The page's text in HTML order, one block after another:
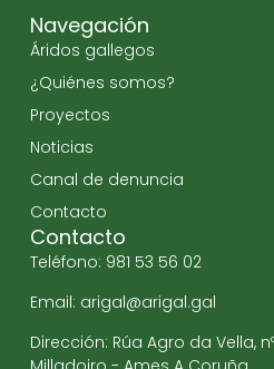
Navegación
Áridos gallegos
¿Quiénes somos?
Proyectos
Noticias
Canal de denuncia
Contacto
Contacto
Teléfono: 981 53 56 02
Email: arigal@arigal.gal
Dirección: Rúa Agro da Vella, nº